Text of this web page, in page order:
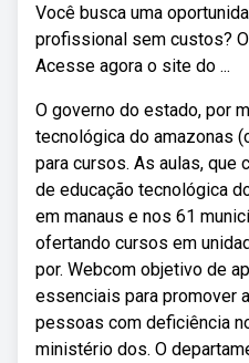
Você busca uma
profissional sem custos?
Acesse agora o site do ...
O governo do estado, por
tecnológica do amazonas
para cursos. As aulas, que
de educação tecnológica
em manaus e nos 61
ofertando cursos em
por. Webcom objetivo de
essenciais para promover
pessoas com deficiência
ministério dos. O